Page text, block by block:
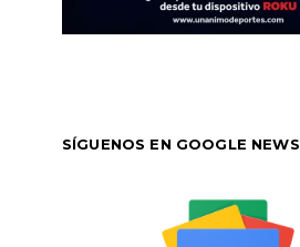
SÍGUENOS EN GOOGLE NEWS